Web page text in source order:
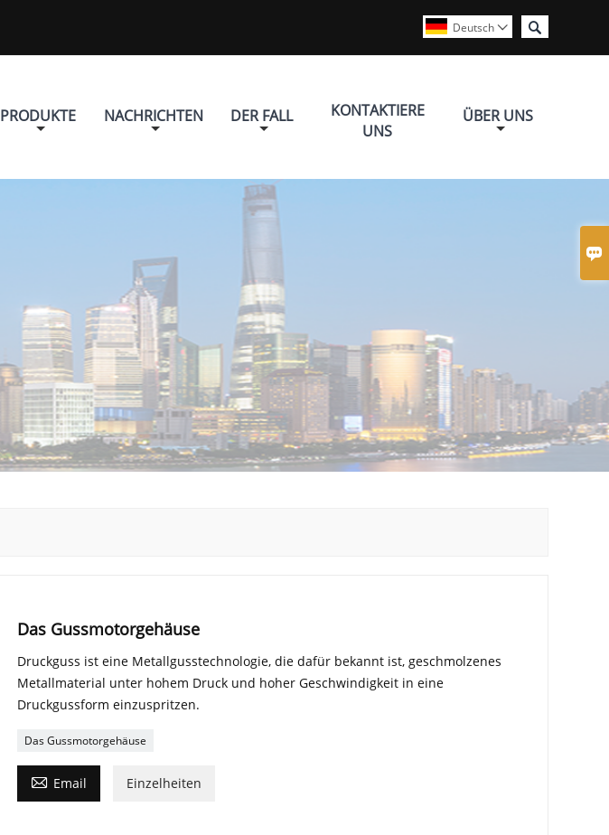


Deutsch 
PRODUKTE NACHRICHTEN DER FALL
KONTAKTIERE
UNS
ÜBER UNS
Das Gussmotorgehäuse
Druckguss ist eine Metallgusstechnologie, die dafür bekannt ist, geschmolzenes
Metallmaterial unter hohem Druck und hoher Geschwindigkeit in eine
Druckgussform einzuspritzen.
Das Gussmotorgehäuse
 Email Einzelheiten